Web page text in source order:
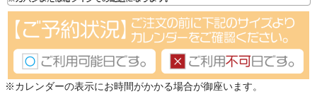
※カレンダーの表示にお時間がかかる場合が御座います。